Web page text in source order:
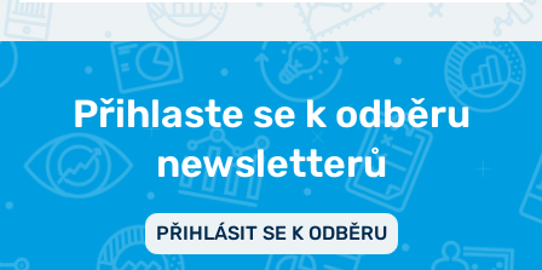
Přihlaste se k odběru
newsletterů
PŘIHLÁSIT SE K ODBĚRU